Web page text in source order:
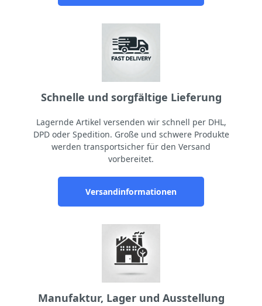
Schnelle und sorgfältige Lieferung
Lagernde Artikel versenden wir schnell per DHL,
DPD oder Spedition. Große und schwere Produkte
werden transportsicher für den Versand
vorbereitet.
Versandinformationen
Manufaktur, Lager und Ausstellung